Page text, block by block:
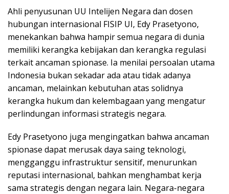
Ahli penyusunan UU Intelijen Negara dan dosen
hubungan internasional FISIP UI, Edy Prasetyono,
menekankan bahwa hampir semua negara di dunia
memiliki kerangka kebijakan dan kerangka regulasi
terkait ancaman spionase. Ia menilai persoalan utama
Indonesia bukan sekadar ada atau tidak adanya
ancaman, melainkan kebutuhan atas solidnya
kerangka hukum dan kelembagaan yang mengatur
perlindungan informasi strategis negara.
Edy Prasetyono juga mengingatkan bahwa ancaman
spionase dapat merusak daya saing teknologi,
mengganggu infrastruktur sensitif, menurunkan
reputasi internasional, bahkan menghambat kerja
sama strategis dengan negara lain. Negara-negara